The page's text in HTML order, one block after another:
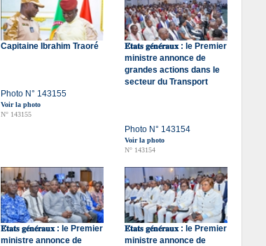
Capitaine Ibrahim Traoré
Photo N° 143155
Voir la photo
N° 143155
𝐄́𝐭𝐚𝐭𝐬 𝐠𝐞́𝐧𝐞́𝐫𝐚𝐮𝐱 : le Premier
ministre annonce de
grandes actions dans le
secteur du Transport
Photo N° 143154
Voir la photo
N° 143154
𝐄́𝐭𝐚𝐭𝐬 𝐠𝐞́𝐧𝐞́𝐫𝐚𝐮𝐱 : le Premier
ministre annonce de
𝐄́𝐭𝐚𝐭𝐬 𝐠𝐞́𝐧𝐞́𝐫𝐚𝐮𝐱 : le Premier
ministre annonce de